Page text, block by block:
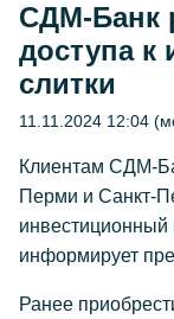
СДМ-Банк
доступа к
слитки
11.11.2024 12:04
Клиентам СДМ-
Перми и Санкт-
инвестиционный
информирует
Ранее